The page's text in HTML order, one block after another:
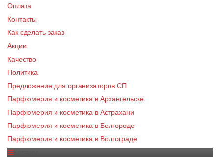
Оплата
Контакты
Как сделать заказ
Акции
Качество
Политика
Предложение для организаторов СП
Парфюмерия и косметика в Архангельске
Парфюмерия и косметика в Астрахани
Парфюмерия и косметика в Белгороде
Парфюмерия и косметика в Волгограде